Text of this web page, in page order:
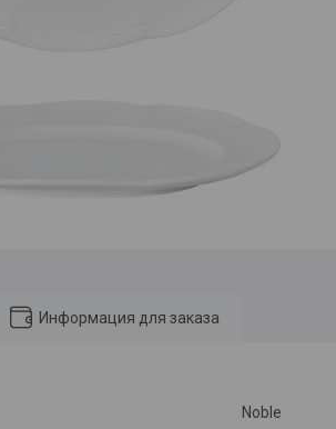
Информация для заказа
Noble